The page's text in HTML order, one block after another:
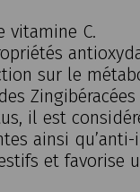
vitamine C.
sur le
il est
ainsi
et favorise